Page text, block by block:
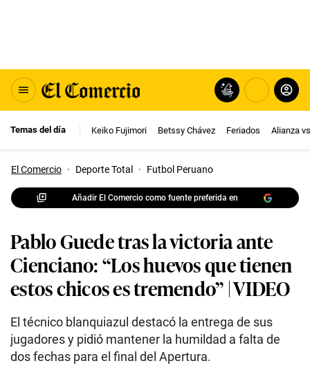
Temas del día Keiko Fujimori Betssy Chávez Feriados Alianza
El Comercio · Deporte Total · Futbol Peruano
Añadir El Comercio como fuente preferida en
Pablo Guede tras la victoria ante
Cienciano: “Los huevos que tienen
estos chicos es tremendo” | VIDEO
El técnico blanquiazul destacó la entrega de sus
jugadores y pidió mantener la humildad a falta de
dos fechas para el final del Apertura.